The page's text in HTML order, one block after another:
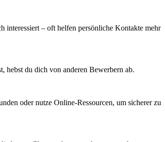
interessiert – oft helfen persönliche Kontakte mehr
hebst du dich von anderen Bewerbern ab.
oder nutze Online-Ressourcen, um sicherer zu